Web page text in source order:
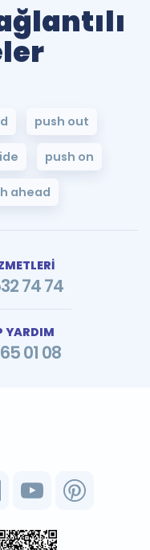
push out
push on
ahead
74 74
YARDIM
01 08